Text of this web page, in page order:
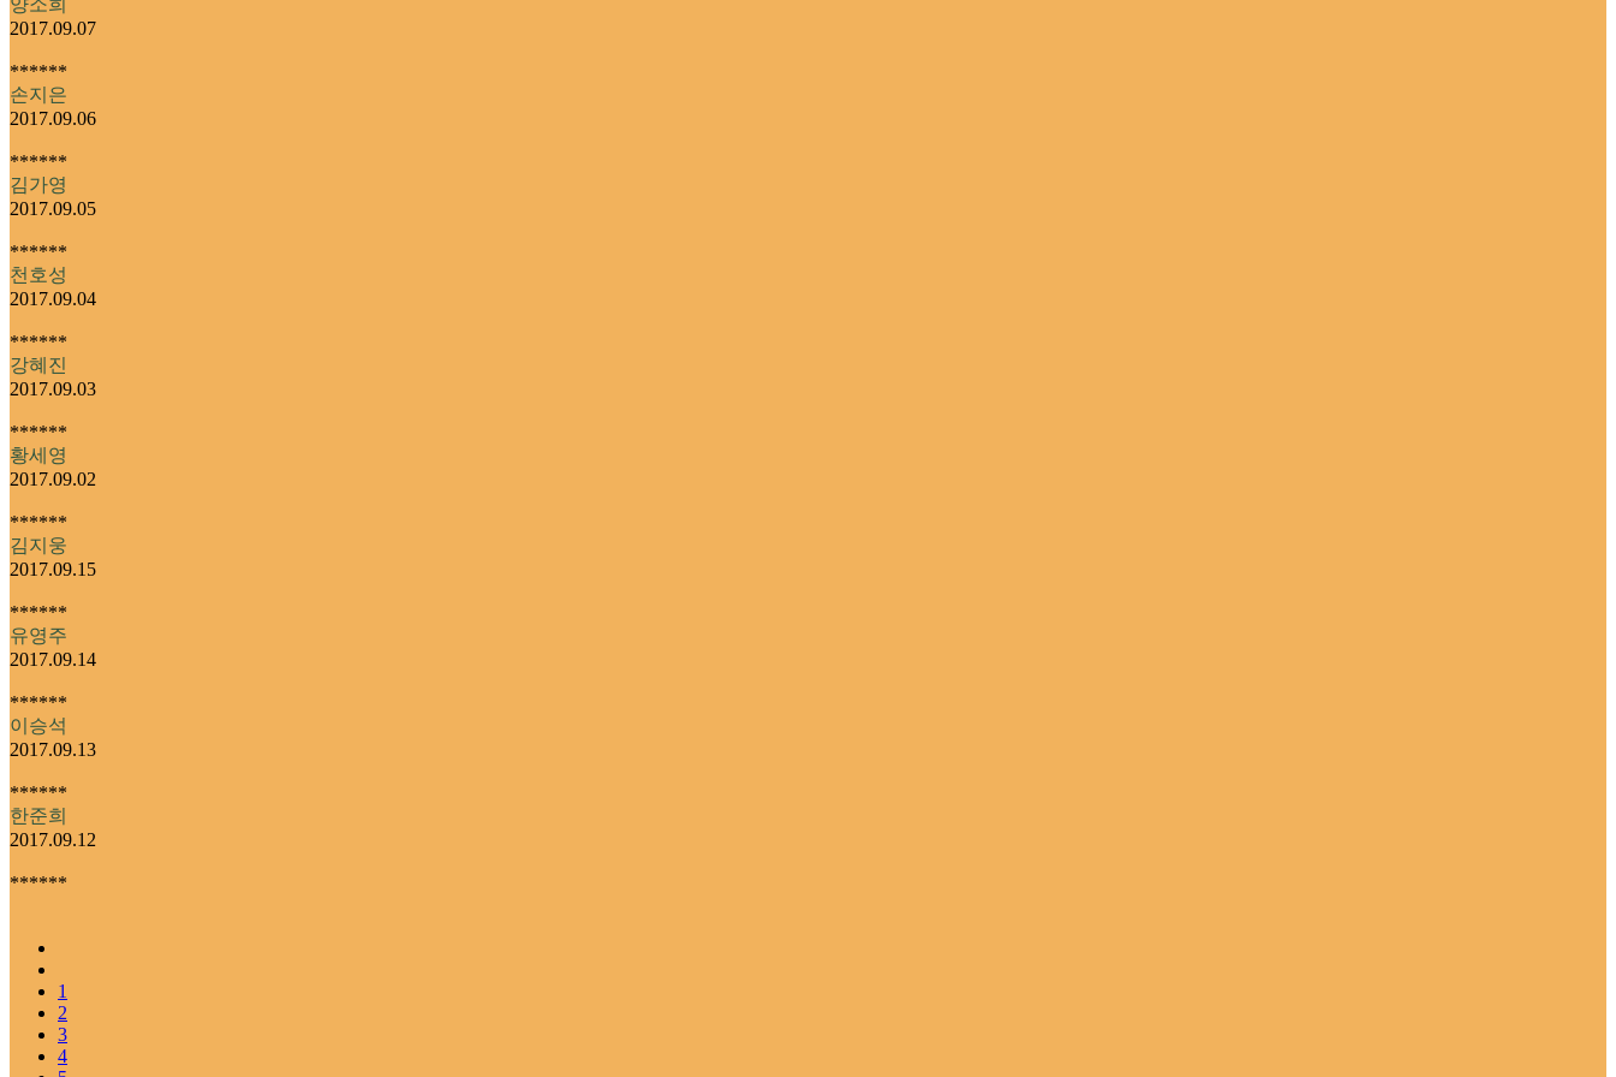
양소희
2017.09.07
******
손지은
2017.09.06
******
김가영
2017.09.05
******
천호성
2017.09.04
******
강혜진
2017.09.03
******
황세영
2017.09.02
******
김지웅
2017.09.15
******
유영주
2017.09.14
******
이승석
2017.09.13
******
한준희
2017.09.12
******
1
2
3
4